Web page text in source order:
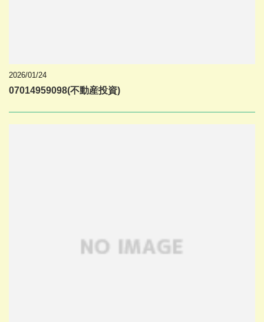
2026/01/24
07014959098(不動産投資)